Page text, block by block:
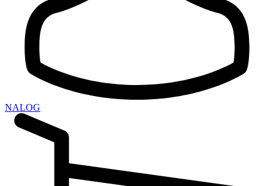
NALOG